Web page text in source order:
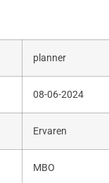
planner
08-06-2024
Ervaren
MBO